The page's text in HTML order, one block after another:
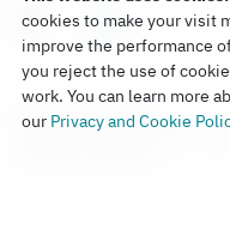
Copyright © 2026
Watch Tower Bible and
cookies to make your visit
improve the performance
you reject the use of
work. You can learn more
our Privacy and Cookie